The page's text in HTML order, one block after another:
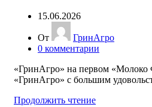
15.06.2026
От
ГринАгро
0 комментарии
«ГринАгро» на первом
«ГринАгро» с большим
Продолжить чтение